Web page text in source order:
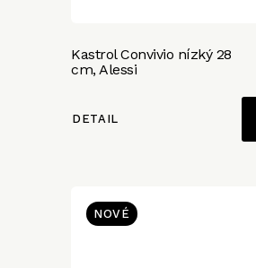
Kastrol Convivio nízký 28
cm, Alessi
DETAIL
NOVÉ